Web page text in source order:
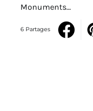
Monuments…
6 Partages